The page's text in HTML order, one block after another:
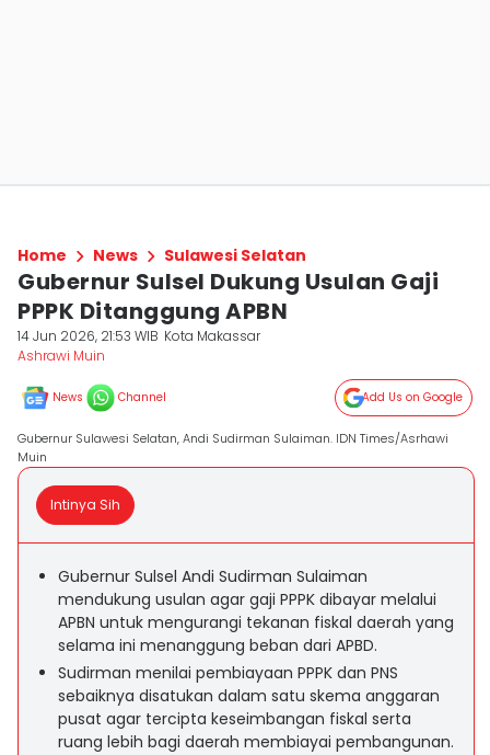
Home News Sulawesi Selatan
Gubernur Sulsel Dukung Usulan Gaji
PPPK Ditanggung APBN
14 Jun 2026, 21:53 WIB Kota Makassar
Ashrawi Muin
News Channel Add Us on Google
Gubernur Sulawesi Selatan, Andi Sudirman Sulaiman. IDN Times/Asrhawi
Muin
Intinya Sih
Gubernur Sulsel Andi Sudirman Sulaiman
mendukung usulan agar gaji PPPK dibayar melalui
APBN untuk mengurangi tekanan fiskal daerah yang
selama ini menanggung beban dari APBD.
Sudirman menilai pembiayaan PPPK dan PNS
sebaiknya disatukan dalam satu skema anggaran
pusat agar tercipta keseimbangan fiskal serta
ruang lebih bagi daerah membiayai pembangunan.